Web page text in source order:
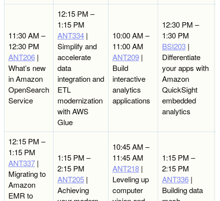
11:30 AM –
12:30 PM
ANT206 |
What’s new
in Amazon
OpenSearch
Service
12:15 PM –
1:15 PM
ANT334 |
Simplify and
accelerate
data
integration and
ETL
modernization
with AWS
Glue
10:00 AM –
11:00 AM
ANT209 |
Build
interactive
analytics
applications
12:30 PM –
1:30 PM
BSI203 |
Differentiate
your apps with
Amazon
QuickSight
embedded
analytics
12:15 PM –
1:15 PM
ANT337 |
Migrating to
Amazon
EMR to
1:15 PM –
2:15 PM
ANT205 |
Achieving
10:45 AM –
11:45 AM
ANT218 |
Leveling up
computer
1:15 PM –
2:15 PM
ANT336 |
Building data